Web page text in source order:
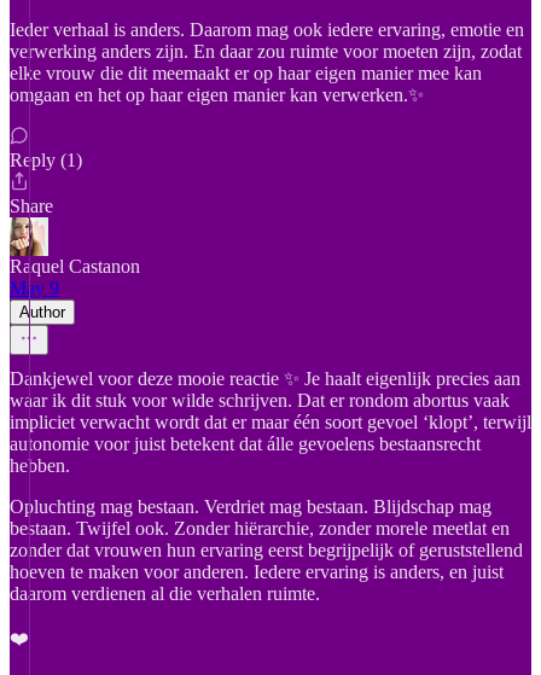
Ieder verhaal is anders. Daarom mag ook iedere ervaring, emotie en
verwerking anders zijn. En daar zou ruimte voor moeten zijn, zodat
elke vrouw die dit meemaakt er op haar eigen manier mee kan
omgaan en het op haar eigen manier kan verwerken.✨
Reply (1)
Share
Raquel Castanon
May 9
Author
Dankjewel voor deze mooie reactie ✨ Je haalt eigenlijk precies aan
waar ik dit stuk voor wilde schrijven. Dat er rondom abortus vaak
impliciet verwacht wordt dat er maar één soort gevoel ‘klopt’, terwijl
autonomie voor juist betekent dat álle gevoelens bestaansrecht
hebben.
Opluchting mag bestaan. Verdriet mag bestaan. Blijdschap mag
bestaan. Twijfel ook. Zonder hiërarchie, zonder morele meetlat en
zonder dat vrouwen hun ervaring eerst begrijpelijk of geruststellend
hoeven te maken voor anderen. Iedere ervaring is anders, en juist
daarom verdienen al die verhalen ruimte.
❤️